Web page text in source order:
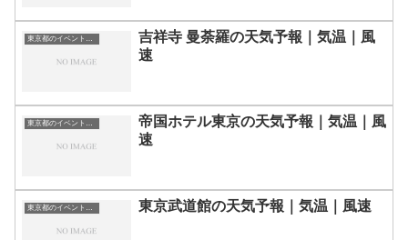
吉祥寺 曼荼羅の天気予報｜気温｜風
速
帝国ホテル東京の天気予報｜気温｜風
速
東京武道館の天気予報｜気温｜風速